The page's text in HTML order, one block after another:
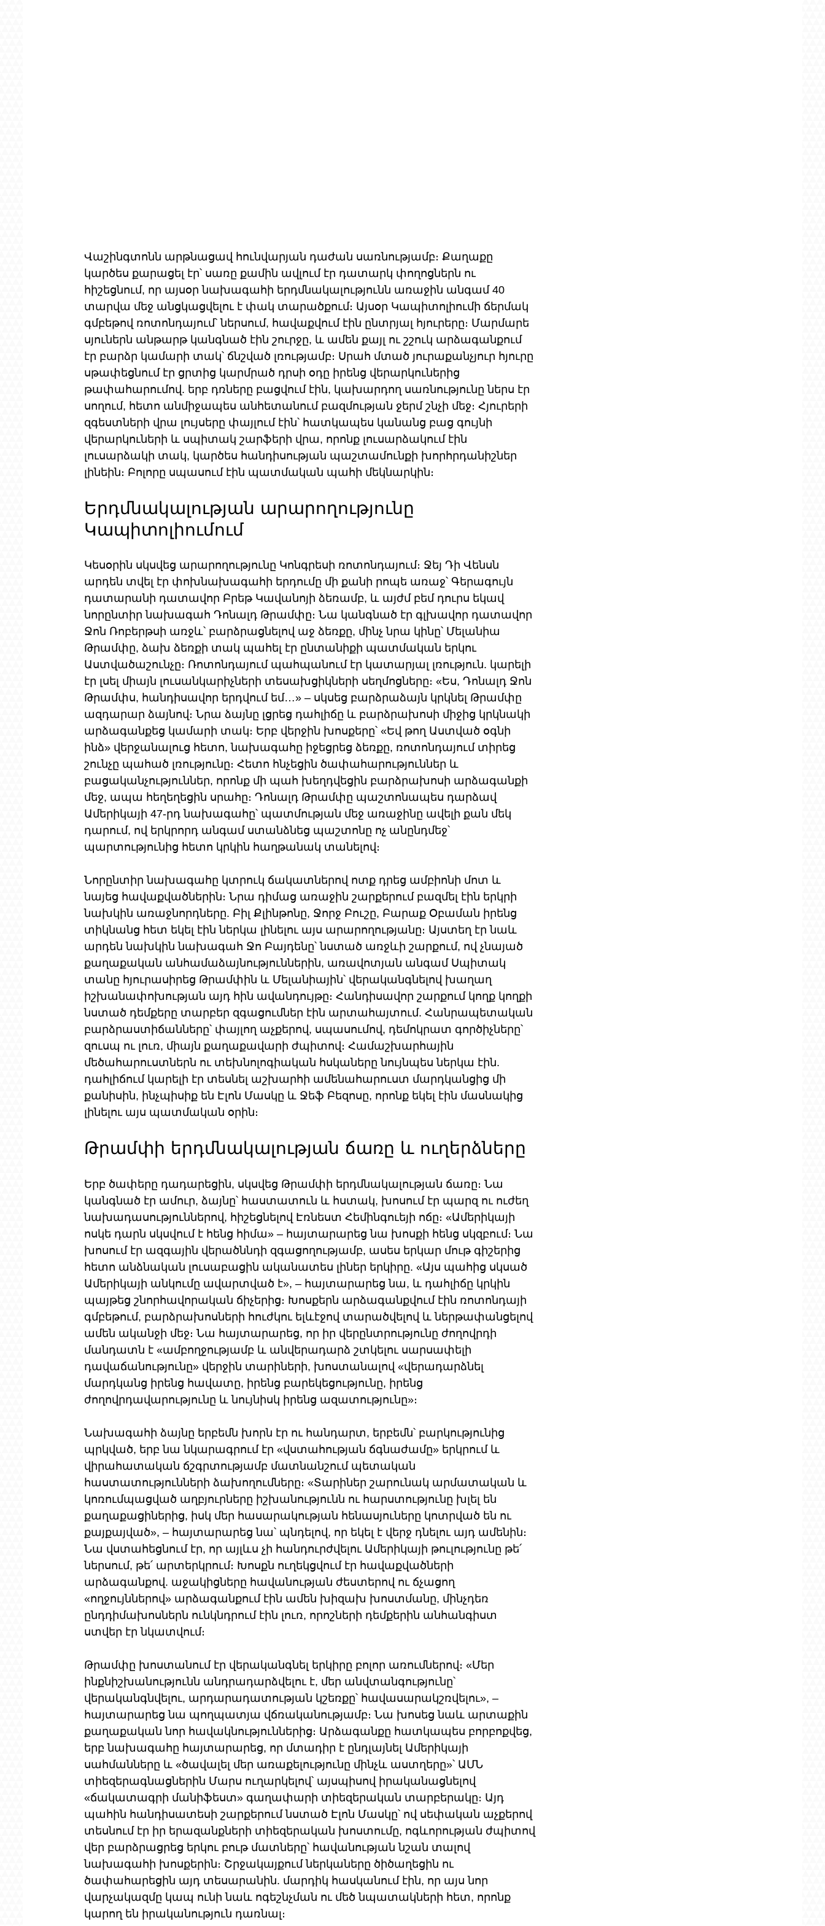
Վաշինգտոնն արթնացավ հունվարյան դաժան սառնությամբ։ Քաղաքը
կարծես քարացել էր՝ սառը քամին ավլում էր դատարկ փողոցներն ու
հիշեցնում, որ այսօր նախագահի երդմնակալությունն առաջին անգամ 40
տարվա մեջ անցկացվելու է փակ տարածքում։ Այսօր Կապիտոլիումի ճերմակ
գմբեթով ռոտոնդայում՝ ներսում, հավաքվում էին ընտրյալ հյուրերը։ Մարմարե
սյուներն անթարթ կանգնած էին շուրջը, և ամեն քայլ ու շշուկ արձագանքում
էր բարձր կամարի տակ՝ ճնշված լռությամբ։ Սրահ մտած յուրաքանչյուր հյուրը
սթափեցնում էր ցրտից կարմրած դրսի օդը իրենց վերարկուներից
թափահարումով. երբ դռները բացվում էին, կախարդող սառնությունը ներս էր
սողում, հետո անմիջապես անհետանում բազմության ջերմ շնչի մեջ։ Հյուրերի
զգեստների վրա լույսերը փայլում էին՝ հատկապես կանանց բաց գույնի
վերարկուների և սպիտակ շարֆերի վրա, որոնք լուսարձակում էին
լուսարձակի տակ, կարծես հանդիսության պաշտամունքի խորհրդանիշներ
լինեին։ Բոլորը սպասում էին պատմական պահի մեկնարկին։
Երդմնակալության արարողությունը
Կապիտոլիումում
Կեսօրին սկսվեց արարողությունը Կոնգրեսի ռոտոնդայում։ Ջեյ Դի Վենսն
արդեն տվել էր փոխնախագահի երդումը մի քանի րոպե առաջ՝ Գերագույն
դատարանի դատավոր Բրեթ Կավանոյի ձեռամբ, և այժմ բեմ դուրս եկավ
նորընտիր նախագահ Դոնալդ Թրամփը։ Նա կանգնած էր գլխավոր դատավոր
Ջոն Ռոբերթսի առջև՝ բարձրացնելով աջ ձեռքը, մինչ նրա կինը՝ Մելանիա
Թրամփը, ձախ ձեռքի տակ պահել էր ընտանիքի պատմական երկու
Աստվածաշունչը։ Ռոտոնդայում պահպանում էր կատարյալ լռություն. կարելի
էր լսել միայն լուսանկարիչների տեսախցիկների սեղմոցները։ «Ես, Դոնալդ Ջոն
Թրամփս, հանդիսավոր երդվում եմ…» – սկսեց բարձրաձայն կրկնել Թրամփը
ազդարար ձայնով։ Նրա ձայնը լցրեց դահլիճը և բարձրախոսի միջից կրկնակի
արձագանքեց կամարի տակ։ Երբ վերջին խոսքերը՝ «Եվ թող Աստված օգնի
ինձ» վերջանալուց հետո, նախագահը իջեցրեց ձեռքը, ռոտոնդայում տիրեց
շունչը պահած լռությունը։ Հետո հնչեցին ծափահարություններ և
բացականչություններ, որոնք մի պահ խեղդվեցին բարձրախոսի արձագանքի
մեջ, ապա հեղեղեցին սրահը։ Դոնալդ Թրամփը պաշտոնապես դարձավ
Ամերիկայի 47-րդ նախագահը՝ պատմության մեջ առաջինը ավելի քան մեկ
դարում, ով երկրորդ անգամ ստանձնեց պաշտոնը ոչ անընդմեջ՝
պարտությունից հետո կրկին հաղթանակ տանելով։
Նորընտիր նախագահը կտրուկ ճակատներով ոտք դրեց ամբիոնի մոտ և
նայեց հավաքվածներին։ Նրա դիմաց առաջին շարքերում բազմել էին երկրի
նախկին առաջնորդները. Բիլ Քլինթոնը, Ջորջ Բուշը, Բարաք Օբաման իրենց
տիկնանց հետ եկել էին ներկա լինելու այս արարողությանը։ Այստեղ էր նաև
արդեն նախկին նախագահ Ջո Բայդենը՝ նստած առջևի շարքում, ով չնայած
քաղաքական անհամաձայնություններին, առավոտյան անգամ Սպիտակ
տանը հյուրասիրեց Թրամփին և Մելանիային՝ վերականգնելով խաղաղ
իշխանափոխության այդ հին ավանդույթը։ Հանդիսավոր շարքում կողք կողքի
նստած դեմքերը տարբեր զգացումներ էին արտահայտում. Հանրապետական
բարձրաստիճանները՝ փայլող աչքերով, սպասումով, դեմոկրատ գործիչները՝
զուսպ ու լուռ, միայն քաղաքավարի ժպիտով։ Համաշխարհային
մեծահարուստներն ու տեխնոլոգիական հսկաները նույնպես ներկա էին.
դահլիճում կարելի էր տեսնել աշխարհի ամենահարուստ մարդկանցից մի
քանիսին, ինչպիսիք են Էլոն Մասկը և Ջեֆ Բեզոսը, որոնք եկել էին մասնակից
լինելու այս պատմական օրին։
Թրամփի երդմնակալության ճառը և ուղերձները
Երբ ծափերը դադարեցին, սկսվեց Թրամփի երդմնակալության ճառը։ Նա
կանգնած էր ամուր, ձայնը՝ հաստատուն և հստակ, խոսում էր պարզ ու ուժեղ
նախադասություններով, հիշեցնելով Էռնեստ Հեմինգուեյի ոճը։ «Ամերիկայի
ոսկե դարն սկսվում է հենց հիմա» – հայտարարեց նա խոսքի հենց սկզբում։ Նա
խոսում էր ազգային վերածննդի զգացողությամբ, ասես երկար մութ գիշերից
հետո անձնական լուսաբացին ականատես լիներ երկիրը. «Այս պահից սկսած
Ամերիկայի անկումը ավարտված է», – հայտարարեց նա, և դահլիճը կրկին
պայթեց շնորհավորական ճիչերից։ Խոսքերն արձագանքվում էին ռոտոնդայի
գմբեթում, բարձրախոսների հուժկու ելևէջով տարածվելով և ներթափանցելով
ամեն ականջի մեջ։ Նա հայտարարեց, որ իր վերընտրությունը ժողովրդի
մանդատն է «ամբողջությամբ և անվերադարձ շտկելու սարսափելի
դավաճանությունը» վերջին տարիների, խոստանալով «վերադարձնել
մարդկանց իրենց հավատը, իրենց բարեկեցությունը, իրենց
ժողովրդավարությունը և նույնիսկ իրենց ազատությունը»։
Նախագահի ձայնը երբեմն խորն էր ու հանդարտ, երբեմն՝ բարկությունից
պրկված, երբ նա նկարագրում էր «վստահության ճգնաժամը» երկրում և
վիրահատական ճշգրտությամբ մատնանշում պետական
հաստատությունների ձախողումները։ «Տարիներ շարունակ արմատական և
կոռումպացված աղբյուրները իշխանությունն ու հարստությունը խլել են
քաղաքացիներից, իսկ մեր հասարակության հենասյուները կոտրված են ու
քայքայված», – հայտարարեց նա՝ պնդելով, որ եկել է վերջ դնելու այդ ամենին։
Նա վստահեցնում էր, որ այլևս չի հանդուրժվելու Ամերիկայի թուլությունը թե՛
ներսում, թե՛ արտերկրում։ Խոսքն ուղեկցվում էր հավաքվածների
արձագանքով. աջակիցները հավանության ժեստերով ու ճչացող
«ողջույններով» արձագանքում էին ամեն խիզախ խոստմանը, մինչդեռ
ընդդիմախոսներն ունկնդրում էին լուռ, որոշների դեմքերին անհանգիստ
ստվեր էր նկատվում։
Թրամփը խոստանում էր վերականգնել երկիրը բոլոր առումներով։ «Մեր
ինքնիշխանությունն անդրադարձվելու է, մեր անվտանգությունը՝
վերականգնվելու, արդարադատության կշեռքը՝ հավասարակշռվելու», –
հայտարարեց նա պողպատյա վճռականությամբ։ Նա խոսեց նաև արտաքին
քաղաքական նոր հավակնություններից։ Արձագանքը հատկապես բորբոքվեց,
երբ նախագահը հայտարարեց, որ մտադիր է ընդլայնել Ամերիկայի
սահմանները և «ծավալել մեր առաքելությունը մինչև աստղերը»՝ ԱՄՆ
տիեզերագնացներին Մարս ուղարկելով՝ այսպիսով իրականացնելով
«ճակատագրի մանիֆեստ» գաղափարի տիեզերական տարբերակը։ Այդ
պահին հանդիսատեսի շարքերում նստած Էլոն Մասկը՝ ով սեփական աչքերով
տեսնում էր իր երազանքների տիեզերական խոստումը, ոգևորության ժպիտով
վեր բարձրացրեց երկու բութ մատները՝ հավանության նշան տալով
նախագահի խոսքերին։ Շրջակայքում ներկաները ծիծաղեցին ու
ծափահարեցին այդ տեսարանին. մարդիկ հասկանում էին, որ այս նոր
վարչակազմը կապ ունի նաև ոգեշնչման ու մեծ նպատակների հետ, որոնք
կարող են իրականություն դառնալ։